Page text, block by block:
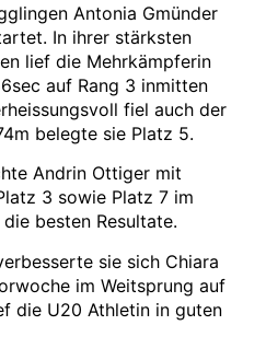
Antonia Gmünder
In ihrer stärksten
lief die Mehrkämpferin
auf Rang 3 inmitten
fiel auch der
belegte sie Platz 5.
Andrin Ottiger mit
3 sowie Platz 7 im
besten Resultate.
sie sich Chiara
im Weitsprung auf
die U20 Athletin in guten